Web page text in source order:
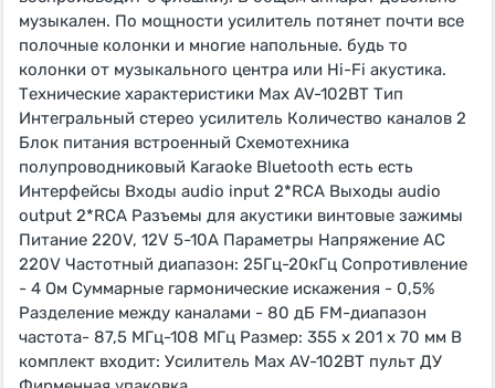
музыкален. По мощности усилитель потянет почти все
полочные колонки и многие напольные. будь то
колонки от музыкального центра или Hi-Fi акустика.
Технические характеристики Max AV-102BT Тип
Интегральный стерео усилитель Количество каналов 2
Блок питания встроенный Схемотехника
полупроводниковый Karaoke Bluetooth есть есть
Интерфейсы Входы audio input 2*RCA Выходы audio
output 2*RCA Разъемы для акустики винтовые зажимы
Питание 220V, 12V 5-10A Параметры Напряжение AC
220V Частотный диапазон: 25Гц-20кГц Сопротивление
- 4 Ом Суммарные гармонические искажения - 0,5%
Разделение между каналами - 80 дБ FM-диапазон
частота- 87,5 МГц-108 МГц Размер: 355 х 201 х 70 мм В
комплект входит: Усилитель Max AV-102BT пульт ДУ